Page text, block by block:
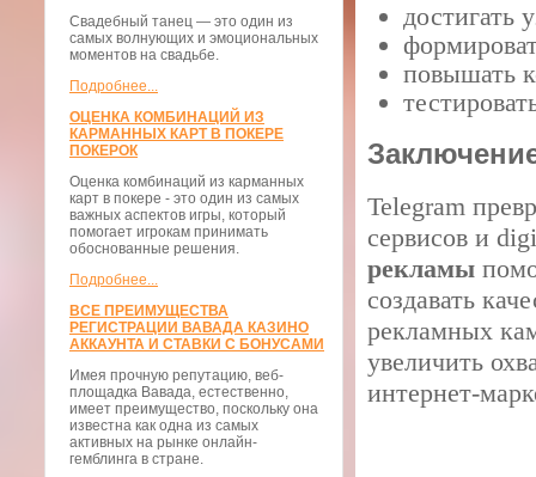
Свадебный танец — это один из
самых волнующих и эмоциональных
моментов на свадьбе.
Подробнее...
ОЦЕНКА КОМБИНАЦИЙ ИЗ
КАРМАННЫХ КАРТ В ПОКЕРЕ
ПОКЕРОК
Оценка комбинаций из карманных
карт в покере - это один из самых
важных аспектов игры, который
помогает игрокам принимать
обоснованные решения.
Подробнее...
ВСЕ ПРЕИМУЩЕСТВА
РЕГИСТРАЦИИ ВАВАДА КАЗИНО
АККАУНТА И СТАВКИ С БОНУСАМИ
Имея прочную репутацию, веб-
площадка Вавада, естественно,
имеет преимущество, поскольку она
известна как одна из самых
активных на рынке онлайн-
гемблинга в стране.
достигать
повышать
Telegram
сервисов и
рекламы
создавать
рекламных
увеличить
интернет-